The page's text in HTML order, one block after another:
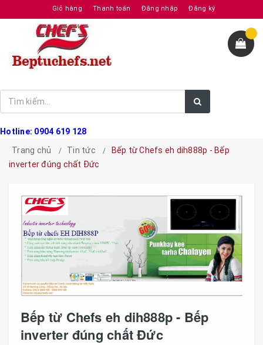
Giỏ hàng Thanh toán Đăng nhập Đăng ký
Hotline: 0904 619 128
Trang chủ
Tin tức
Bếp từ Chefs eh dih888p - Bếp
inverter đúng chất Đức
Bếp từ Chefs eh dih888p - Bếp
inverter đúng chất Đức